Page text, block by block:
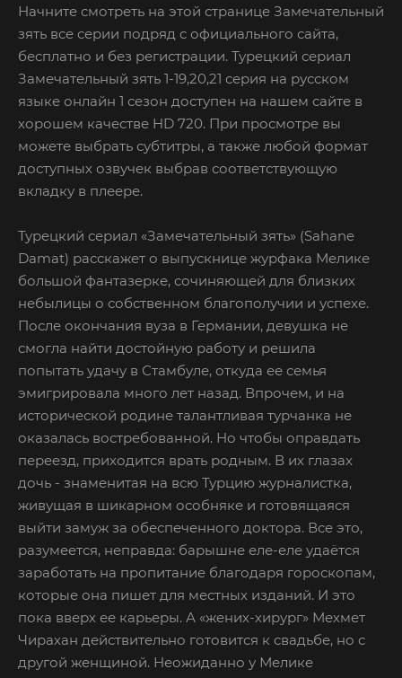
Начните смотреть на этой странице Замечательный
зять все серии подряд с официального сайта,
бесплатно и без регистрации. Турецкий сериал
Замечательный зять 1-19,20,21 серия на русском
языке онлайн 1 сезон доступен на нашем сайте в
хорошем качестве HD 720. При просмотре вы
можете выбрать субтитры, а также любой формат
доступных озвучек выбрав соответствующую
вкладку в плеере.
Турецкий сериал «Замечательный зять» (Sahane
Damat) расскажет о выпускнице журфака Мелике
большой фантазерке, сочиняющей для близких
небылицы о собственном благополучии и успехе.
После окончания вуза в Германии, девушка не
смогла найти достойную работу и решила
попытать удачу в Стамбуле, откуда ее семья
эмигрировала много лет назад. Впрочем, и на
исторической родине талантливая турчанка не
оказалась востребованной. Но чтобы оправдать
переезд, приходится врать родным. В их глазах
дочь - знаменитая на всю Турцию журналистка,
живущая в шикарном особняке и готовящаяся
выйти замуж за обеспеченного доктора. Все это,
разумеется, неправда: барышне еле-еле удаётся
заработать на пропитание благодаря гороскопам,
которые она пишет для местных изданий. И это
пока вверх ее карьеры. А «жених-хирург» Мехмет
Чирахан действительно готовится к свадьбе, но с
другой женщиной. Неожиданно у Мелике